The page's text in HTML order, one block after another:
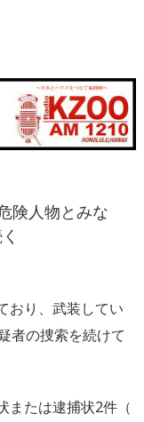
険人物とみな
り、 武装してい
者の捜索を続けて
または逮捕状2件（